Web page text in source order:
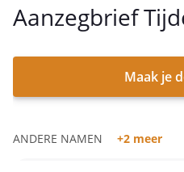
Aanzegbrief
Maak je
ANDERE NAMEN +2 meer